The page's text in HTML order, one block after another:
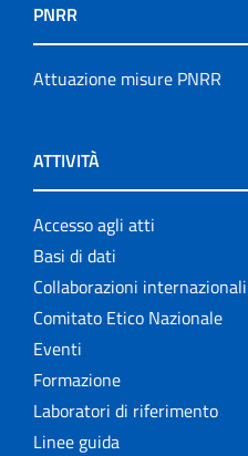
PNRR
Attuazione misure PNRR
ATTIVITÀ
Accesso agli atti
Basi di dati
Collaborazioni internazionali
Comitato Etico Nazionale
Eventi
Formazione
Laboratori di riferimento
Linee guida